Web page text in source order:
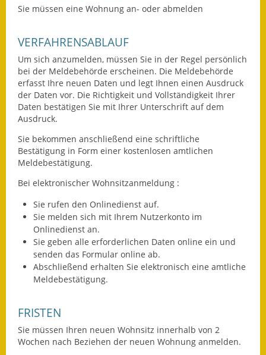
Umleitungsplan
Stellenausschreibungen
Zahlen und Fakten
Bauhof Notzingen
Behördenadressen
Beratungsstellen im
Landkreis
Dienstleistungen
Formulare
Sitzungsberichte 2015
Sie müssen eine Wohnung an- oder abmelden
VERFAHRENSABLAUF
Um sich anzumelden, müssen Sie in der Regel persönlich
bei der Meldebehörde erscheinen. Die Meldebehörde
erfasst Ihre neuen Daten und legt Ihnen einen Ausdruck
der Daten vor. Die Richtigkeit und Vollständigkeit Ihrer
Daten bestätigen Sie mit Ihrer Unterschrift auf dem
Ausdruck.
Sie bekommen anschließend eine schriftliche
Bestätigung in Form einer kostenlosen amtlichen
Meldebestätigung.
Bei elektronischer Wohnsitzanmeldung :
Sie rufen den Onlinedienst auf.
Sie melden sich mit Ihrem Nutzerkonto im
Onlinedienst an.
Sie geben alle erforderlichen Daten online ein und
senden das Formular online ab.
Abschließend erhalten Sie elektronisch eine amtliche
Meldebestätigung.
FRISTEN
Sie müssen Ihren neuen Wohnsitz innerhalb von 2
Wochen nach Beziehen der neuen Wohnung anmelden.